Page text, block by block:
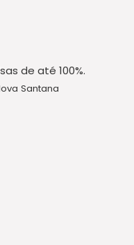
de até 100%.
Santana